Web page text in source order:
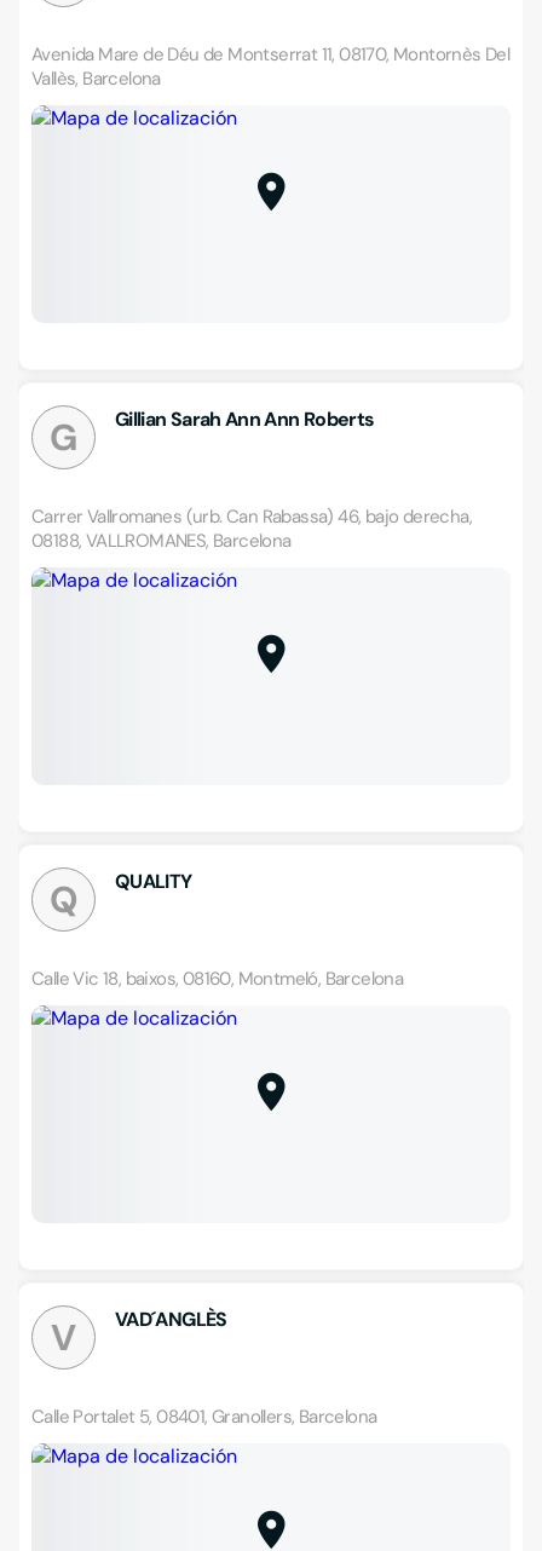
Avenida Mare de Déu de Montserrat 11, 08170, Montornès Del
Vallès, Barcelona
G Gillian Sarah Ann Ann Roberts
Carrer Vallromanes (urb. Can Rabassa) 46, bajo derecha,
08188, VALLROMANES, Barcelona
Q QUALITY
Calle Vic 18, baixos, 08160, Montmeló, Barcelona
V VAD´ANGLÈS
Calle Portalet 5, 08401, Granollers, Barcelona